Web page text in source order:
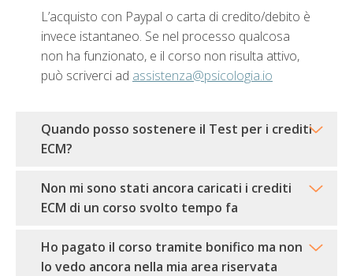
L’acquisto con Paypal o carta di credito/debito è
invece istantaneo. Se nel processo qualcosa
non ha funzionato, e il corso non risulta attivo,
può scriverci ad assistenza@psicologia.io
Quando posso sostenere il Test per i crediti
ECM?
Non mi sono stati ancora caricati i crediti
ECM di un corso svolto tempo fa
Ho pagato il corso tramite bonifico ma non
lo vedo ancora nella mia area riservata